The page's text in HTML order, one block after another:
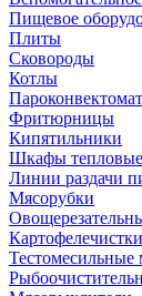
Пищевое
Плиты
Сковороды
Котлы
Фритюрницы
Кипятильники
Шкафы тепловые
Линии раздачи
Мясорубки
Картофелечистки